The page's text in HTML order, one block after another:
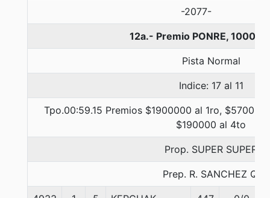
-2077-
12a.- Premio PONRE, 1000
Pista Normal
Indice: 17 al 11
Tpo.00:59.15 Premios $1900000 al 1ro,
$190000 al 4to
Prop. SUPER SUPER
Prep. R. SANCHEZ Q.